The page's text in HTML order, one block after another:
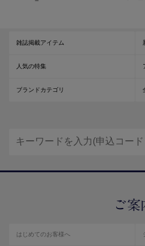
雑誌掲載アイテム
人気の特集
ブランドカテゴリ
はじめてのお客様へ